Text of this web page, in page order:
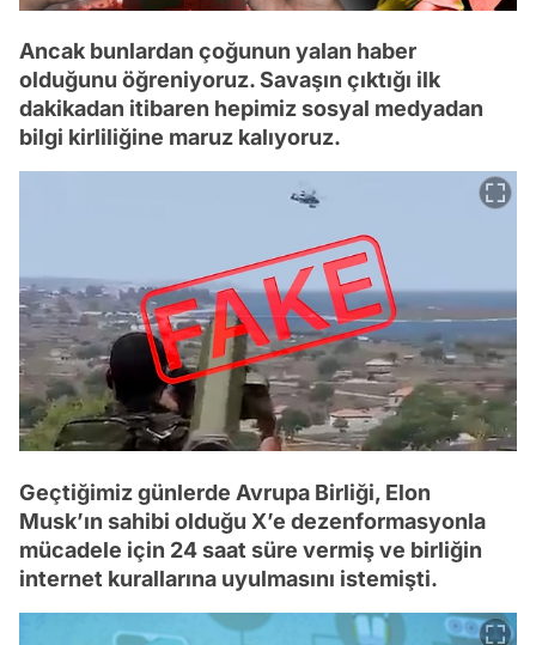
Ancak bunlardan çoğunun yalan haber
olduğunu öğreniyoruz. Savaşın çıktığı ilk
dakikadan itibaren hepimiz sosyal medyadan
bilgi kirliliğine maruz kalıyoruz.
Geçtiğimiz günlerde Avrupa Birliği, Elon
Musk’ın sahibi olduğu X’e dezenformasyonla
mücadele için 24 saat süre vermiş ve birliğin
internet kurallarına uyulmasını istemişti.